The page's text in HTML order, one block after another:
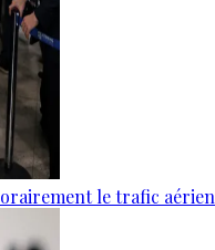
le trafic aérien